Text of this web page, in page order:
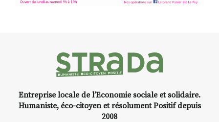
Entreprise locale de l’Economie sociale et solidaire.
Humaniste, éco-citoyen et résolument Positif depuis
2008